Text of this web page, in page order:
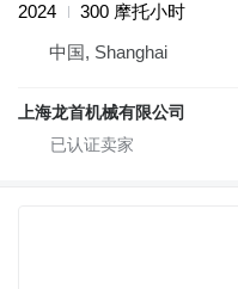
2024
300 摩托小时
中国, Shanghai
上海龙首机械有限公司